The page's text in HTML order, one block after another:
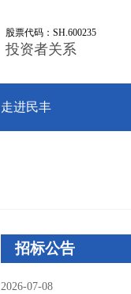
股票代码：SH.600235
投资者关系
股票代码：SH.600235
投资者关系
走进民丰
招标公告
2026-07-08